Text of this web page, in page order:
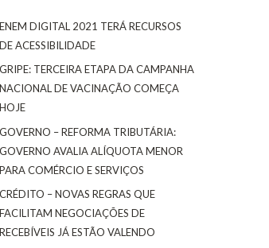
ENEM DIGITAL 2021 TERÁ RECURSOS
DE ACESSIBILIDADE
GRIPE: TERCEIRA ETAPA DA CAMPANHA
NACIONAL DE VACINAÇÃO COMEÇA
HOJE
GOVERNO – REFORMA TRIBUTÁRIA:
GOVERNO AVALIA ALÍQUOTA MENOR
PARA COMÉRCIO E SERVIÇOS
CRÉDITO – NOVAS REGRAS QUE
FACILITAM NEGOCIAÇÕES DE
RECEBÍVEIS JÁ ESTÃO VALENDO